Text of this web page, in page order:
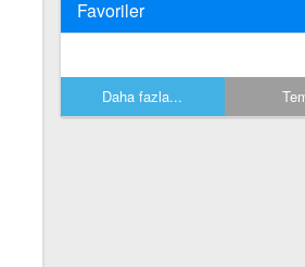
Favoriler
Daha fazla...